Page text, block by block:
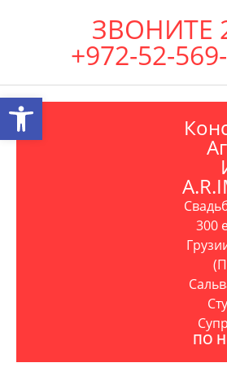
ЗВОНИТЕ
+972-52-
300
ПО
Открыть панель инструментов